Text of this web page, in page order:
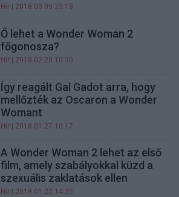
Hír | 2018.03.09 23:13
Ő lehet a Wonder Woman 2
főgonosza?
Hír | 2018.02.28 10:30
Így reagált Gal Gadot arra, hogy
mellőzték az Oscaron a Wonder
Womant
Hír | 2018.01.27 10:17
A Wonder Woman 2 lehet az első
film, amely szabályokkal küzd a
szexuális zaklatások ellen
Hír | 2018.01.22 14:25